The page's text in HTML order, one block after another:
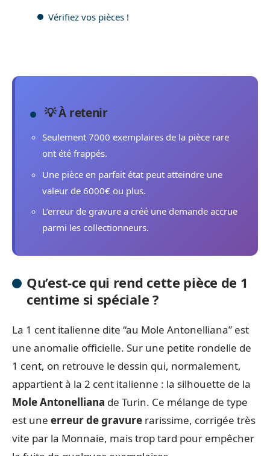
Vérifiez vos pièces !
💡 À retenir
Seulement 7000 exemplaires de la pièce rare
ont été frappés.
Une pièce en parfait état peut atteindre une
valeur de 6000€ ou plus.
L’erreur de gravure a créé une demande accrue
parmi les collectionneurs.
Qu’est-ce qui rend cette pièce de 1
centime si spéciale ?
La 1 cent italienne dite “au Mole Antonelliana” est
une anomalie officielle. Sur une petite rondelle de
1 cent, on retrouve le dessin qui, normalement,
appartient à la 2 cent italienne : la silhouette de la
Mole Antonelliana de Turin. Ce mélange de type
est une erreur de gravure rarissime, corrigée très
vite par la Monnaie, mais trop tard pour empêcher